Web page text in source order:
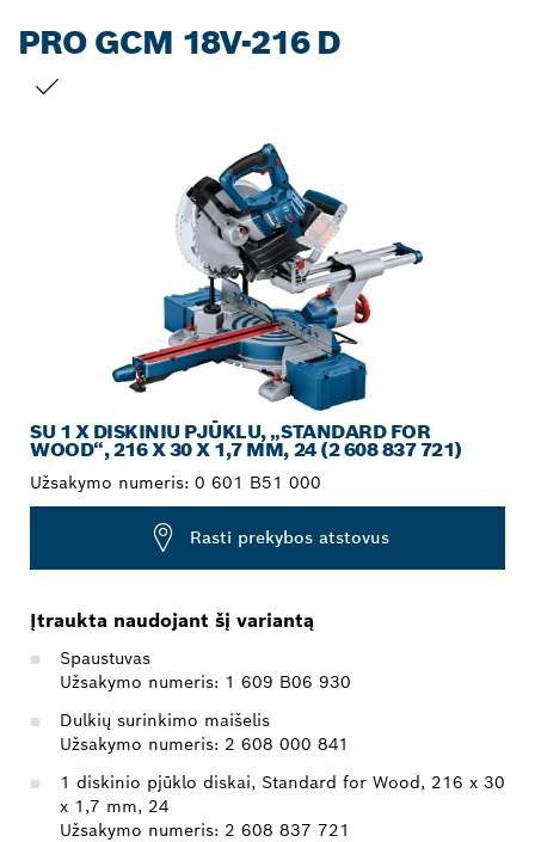
PRO GCM 18V-216 D
SU 1 X DISKINIU PJŪKLU, „STANDARD FOR
WOOD“, 216 X 30 X 1,7 MM, 24 (2 608 837 721)
Užsakymo numeris: 0 601 B51 000
Rasti prekybos atstovus
Įtraukta naudojant šį variantą
Spaustuvas
Užsakymo numeris: 1 609 B06 930
Dulkių surinkimo maišelis
Užsakymo numeris: 2 608 000 841
1 diskinio pjūklo diskai, Standard for Wood, 216 x 30
x 1,7 mm, 24
Užsakymo numeris: 2 608 837 721